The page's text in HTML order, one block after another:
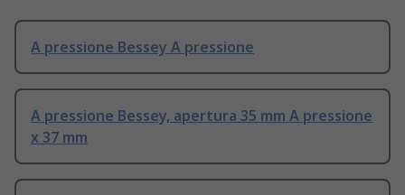
A pressione Bessey A pressione
A pressione Bessey, apertura 35 mm A pressione
x 37 mm